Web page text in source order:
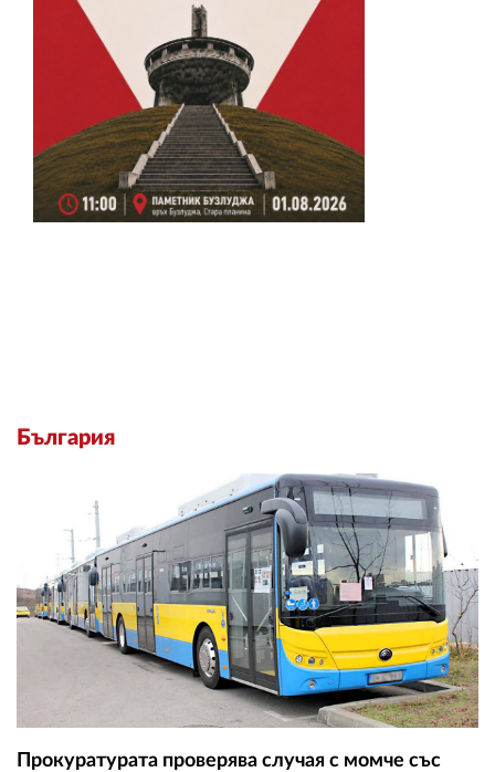
България
Прокуратурата проверява случая с момче със